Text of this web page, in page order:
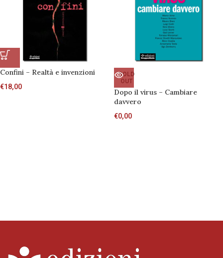
Confini – Realtà e invenzioni
€18,00
SOLD
OUT
Dopo il virus – Cambiare
davvero
€0,00